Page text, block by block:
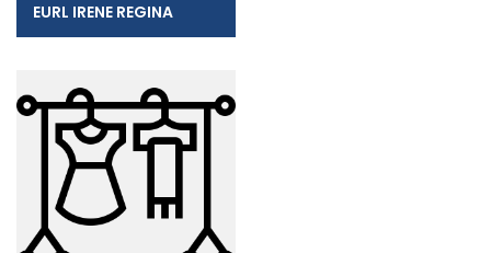
EURL IRENE REGINA